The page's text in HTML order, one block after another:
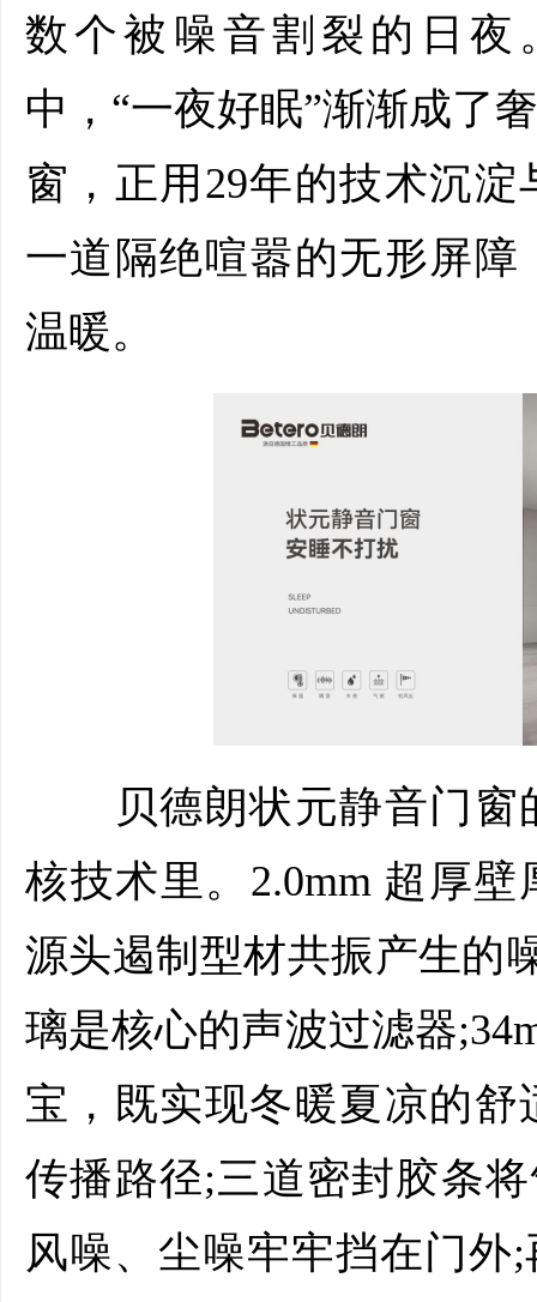
数个被噪音割裂的日夜
中，“一夜好眠”渐渐成了
窗，正用29年的技术沉
一道隔绝喧嚣的无形屏
温暖。
贝德朗状元静音门窗
核技术里。2.0mm 超厚
源头遏制型材共振产生的
璃是核心的声波过滤器
宝，既实现冬暖夏凉的
传播路径;三道密封胶条
风噪、尘噪牢牢挡在门外